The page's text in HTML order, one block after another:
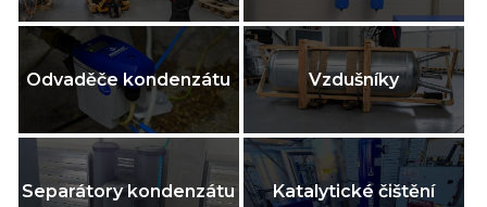
Odvaděče kondenzátu Vzdušníky
Separátory kondenzátu Katalytické čištění